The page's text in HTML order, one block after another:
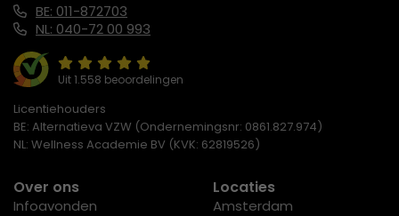
BE: 011-872703
NL: 040-72 00 993
Uit 1.558 beoordelingen
Licentiehouders
BE: Alternatieva VZW (Ondernemingsnr: 0861.827.974)
NL: Wellness Academie BV (KVK: 62819526)
Over ons
Infoavonden
Locaties
Amsterdam